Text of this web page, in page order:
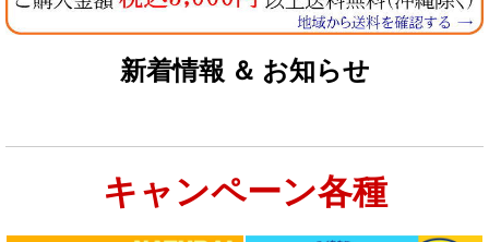
新着情報 ＆ お知らせ
キャンペーン各種